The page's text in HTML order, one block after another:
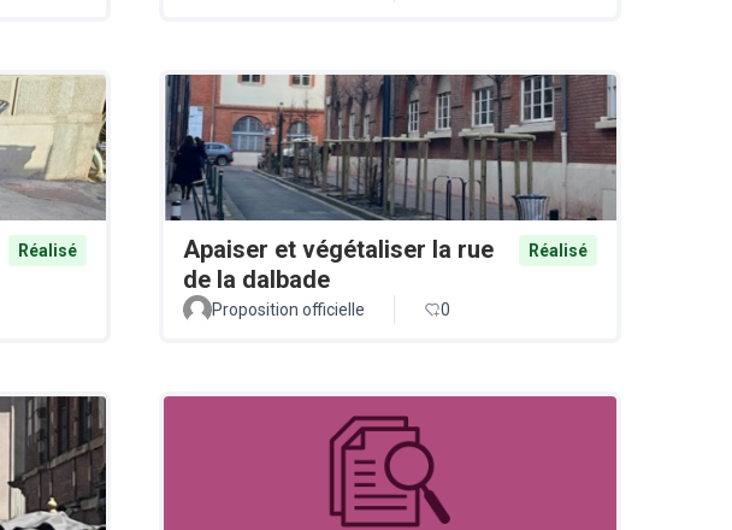
Réalisé
Apaiser et végétaliser la rue
de la dalbade
Réalisé
Proposition officielle 0